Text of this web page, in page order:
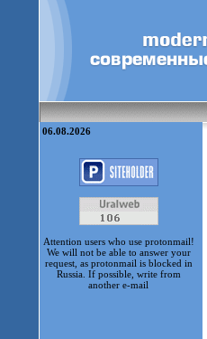
06.08.2026
Attention users who use protonmail!
We will not be able to answer your
request, as protonmail is blocked in
Russia. If possible, write from
another e-mail